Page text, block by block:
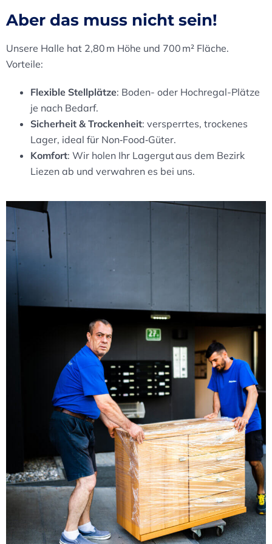
Aber das muss nicht sein!
Unsere Halle hat 2,80 m Höhe und 700 m² Fläche.
Vorteile:
Flexible Stellplätze: Boden- oder Hochregal-Plätze
je nach Bedarf.
Sicherheit & Trockenheit: versperrtes, trockenes
Lager, ideal für Non‑Food‑Güter.
Komfort: Wir holen Ihr Lagergut aus dem Bezirk
Liezen ab und verwahren es bei uns.